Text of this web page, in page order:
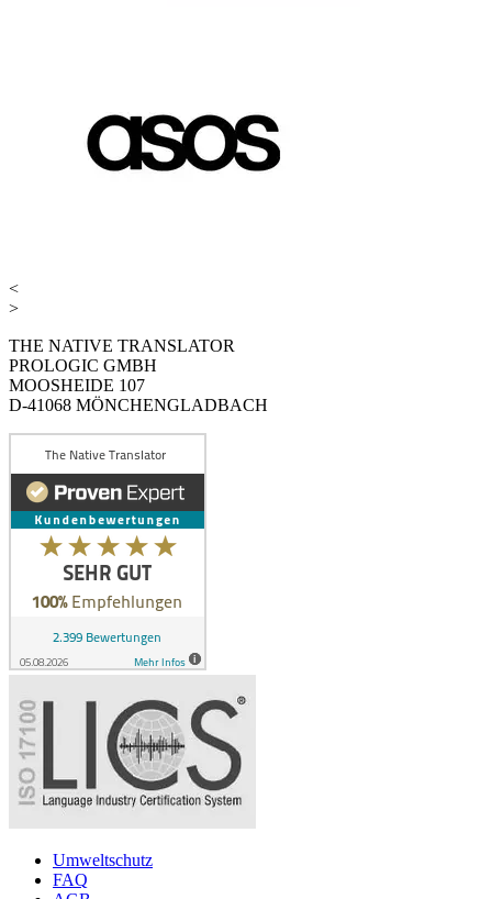
<
>
THE NATIVE TRANSLATOR
PROLOGIC GMBH
MOOSHEIDE 107
D-41068 MÖNCHENGLADBACH
Umweltschutz
FAQ